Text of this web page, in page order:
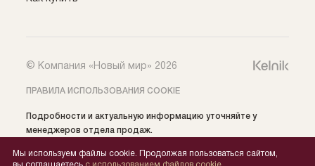
© Компания «Новый мир» 2026
ПРАВИЛА ИСПОЛЬЗОВАНИЯ COOKIE
Подробности и актуальную информацию уточняйте у
менеджеров отдела продаж.
принадлежат: ООО СЗ «Нобель» (ИНН 5405039654) ©️ 2024,
Мы используем файлы cookie. Продолжая пользоваться сайтом,